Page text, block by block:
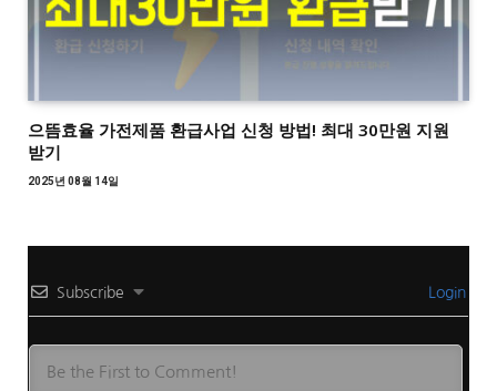
으뜸효율 가전제품 환급사업 신청 방법! 최대 30만원 지원
받기
2025년 08월 14일
Subscribe Login